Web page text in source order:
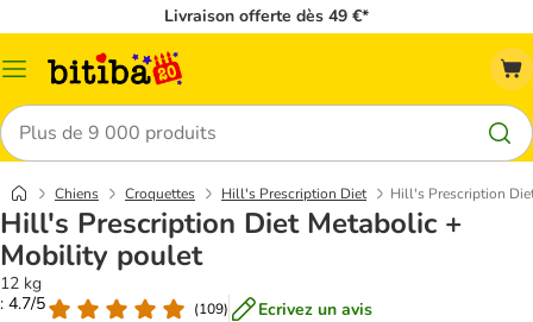
Livraison offerte dès 49 €*
Menu
Rechercher
Chiens Croquettes Hill's Prescription Diet Hill's Prescription
Hill's Prescription Diet Metabolic +
Mobility poulet
12 kg
: 4.7/5
(109) Ecrivez un avis